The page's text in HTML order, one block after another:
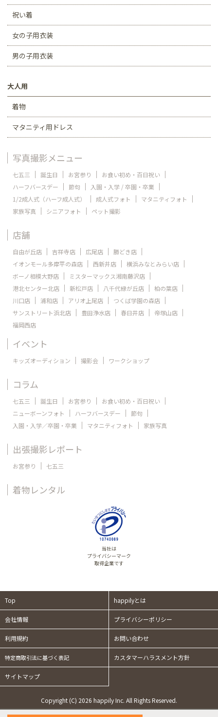
祝い着
女の子用衣装
男の子用衣装
大人用
着物
マタニティ用ドレス
写真撮影メニュー
七五三 誕生日 お宮参り
お食い初め・百日祝い
ハーフバースデー
節句
入園・入学 / 卒園・卒業
1/2成人式（ハーフ成人式）
成人式フォト
マタニティフォト
家族写真
シニアフォト ペット撮影
店舗
自由が丘店 吉祥寺店 広尾店
勝どき店
イオンモール多摩平の森店
西新井店
横浜みなとみらい店
ボーノ相模大野店
ミスターマックス湘南藤沢店
港北センター北店
新松戸店 八千代緑が丘店
柏の葉店
川口店
浦和店 アリオ上尾店
つくば学園の森店
サンストリート浜北店
豊田浄水店 春日井店
帝塚山店
福岡西店
イベント
キッズオーディション 撮影会 ワークショップ
コラム
七五三 誕生日 お宮参り
お食い初め・百日祝い
ニューボーンフォト
ハーフバースデー
節句
入園・入学／卒園・卒業
マタニティフォト 家族写真
出張撮影レポート
お宮参り 七五三
着物レンタル
当社は
プライバシーマーク
取得企業です
Top happilyとは
会社情報 プライバシーポリシー
利用規約 お問い合わせ
特定商取引法に基づく表記 カスタマーハラスメント方針
サイトマップ
Copyright (C) 2026 happily Inc. All Rights Reserved.